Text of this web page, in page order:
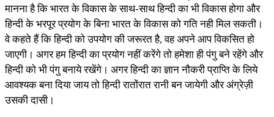
मानना है कि भारत के विकास के साथ-साथ हिन्दी का भी विकास होगा और
हिन्दी के भरपूर प्रयोग के बिना भारत के विकास को गति नही मिल सकती।
वे कहते हैं कि हिन्दी को उपयोग की जरूरत है, वह अपने आप विकसित हो
जाएगी। अगर हम हिन्दी का प्रयोग नहीं करेंगे तो हमेशा ही पंगु बने रहेंगे और
हिन्दी को भी पंगु बनाये रखेंगे। अगर हिन्दी का ज्ञान नौकरी प्राप्ति के लिये
आवश्यक बना दिया जाय तो हिन्दी रातोंरात रानी बन जायेगी और अंग्रेज़ी
उसकी दासी।